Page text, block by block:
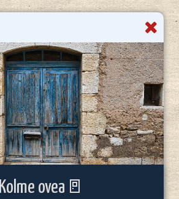
Kolme ovea🚪